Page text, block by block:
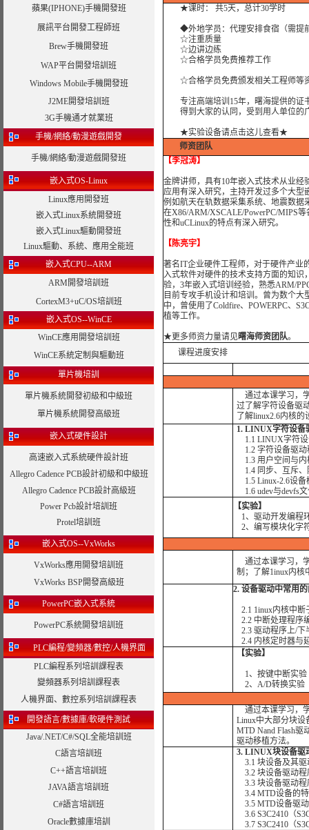
蘋果(IPHONE)手機開發班
展訊平台開發工程師班
Brew手機開發班
WAP平台開發培訓班
Windows Mobile手機開發班
J2ME開發培訓班
3G手機通才就業班
手機/網絡/動漫遊戲開發
手機/網絡/動漫遊戲開發班
嵌入式OS-Linux
Linux應用開發班
嵌入式Linux系統開發班
嵌入式Linux驅動開發班
Linux驅動、系統、應用全能班
嵌入式CPU--ARM
ARM開發培訓班
CortexM3+uC/OS培訓班
嵌入式OS--WinCE
WinCE應用開發培訓班
WinCE系統定制與驅動班
單片機培訓
單片機系統開發初級和中級班
單片機系統開發高級班
嵌入式硬件設計
高速嵌入式系統硬件設計班
Allegro Cadence PCB設計初級和中級班
Allegro Cadence PCB設計高級班
Power Pcb設計培訓班
Protel培訓班
嵌入式OS--VxWorks
VxWorks應用開發培訓班
VxWorks BSP開發高級班
PowerPC嵌入式系統
PowerPC系統開發培訓班
PLC編程/變頻器/數控/人機界面
PLC編程系列培訓課程表
變頻器系列培訓課程表
人機界面、數控系列培訓課程表
開發語言/數據庫/軟硬件測試
Java/.NET/C#/SQL全能培訓班
C語言培訓班
C++語言培訓班
JAVA語言培訓班
C#語言培訓班
Oracle數據庫培訓
★课时： 共5天，总计30学时
◆外地学员：代理安排食宿（需提
☆注重质量
☆边讲边练
☆合格学员免费推荐工作
☆合格学员免费颁发相关工程师等
专注高端培训15年，曙海提供的证
得到大家的认同，受到用人单位的
★实验设备请点击这儿查看★
师资团队
【李冠涛】
金牌讲师，具有10年嵌入式技术从业经
应用有深入研究，主持开发过多个大型
例如航天在轨数据采集系统、地震数据
在X86/ARM/XSCALE/PowerPC/MIPS
性和uCLinux的特点有深入研究。
【陈亮宇】
著名IT企业硬件工程师，对于硬件产业
入式软件对硬件的技术支持方面的知
验，3年嵌入式培训经验，熟悉ARM/
目前专攻手机设计和培训。曾为数个
中，曾使用了Coldfire、POWERPC、
植等工作。
★更多师资力量请见曙海师资团队。
课程进度安排
通过本课学习，
过了解字符设备驱
了解linux2.6内核
1. LINUX字符设备
1.1 LINUX字符设
1.2 字符设备驱动
1.3 用户空间与内
1.4 同步、互斥、
1.5 Linux-2.6设备
1.6 udev与devfs
【实验】
1、驱动开发编程
2、编写模块化字
通过本课学习，
制；了解1inux内核
2. 设备驱动中常用
2.1 1inux内核中断
2.2 中断处理程序
2.3 驱动程序上/下
2.4 内核定时器与
【实验】
1、按键中断实验
2、A/D转换实验
通过本课学习，
Linux中大部分块设
MTD Nand Flash驱
驱动移植方法。
3. LINUX块设备驱
3.1 块设备及其驱
3.2 块设备驱动程
3.3 块设备驱动程
3.4 MTD设备的
3.5 MTD设备驱
3.6 S3C2410（
3.7 S3C2410（